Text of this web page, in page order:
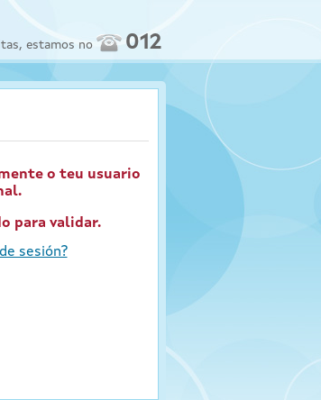
estamos no 012
o teu usuario
para validar.
sesión?